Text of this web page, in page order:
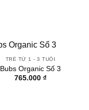
TRẺ TỪ 1 - 3 TUỔI
Bubs Organic Số 3
765.000 ₫